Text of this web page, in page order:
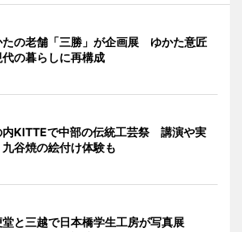
たの老舗「三勝」が企画展 ゆかた意匠
代の暮らしに再構成
内KITTEで中部の伝統工芸祭 講演や実
谷焼の絵付け体験も
堂と三越で日本橋学生工房が写真展